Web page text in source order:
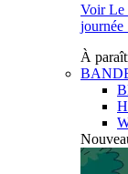
Voir Le
journée
À